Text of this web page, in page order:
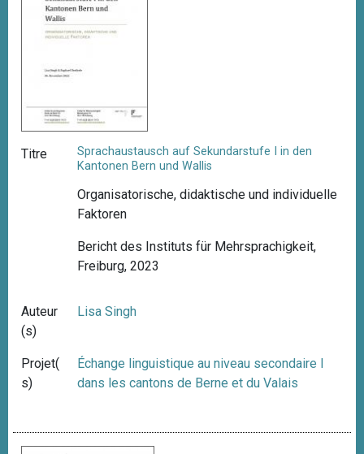
Titre
Sprachaustausch auf Sekundarstufe I in den
Kantonen Bern und Wallis
Organisatorische, didaktische und individuelle
Faktoren
Bericht des Instituts für Mehrsprachigkeit,
Freiburg, 2023
Auteur
(s)
Lisa Singh
Projet(
s)
Échange linguistique au niveau secondaire I
dans les cantons de Berne et du Valais